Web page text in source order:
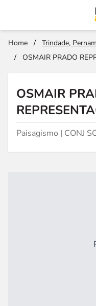
Home / Trindade,
/
OSMAIR PRADO
OSMAIR
Paisagismo | CONJ